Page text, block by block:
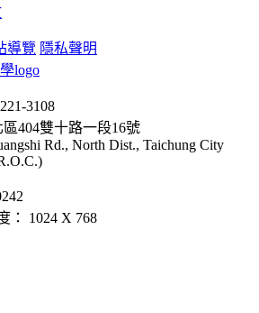
導覽 隱私聲明
3108
404雙十路一段16號
Rd., North Dist., Taichung City
： 1024 X 768